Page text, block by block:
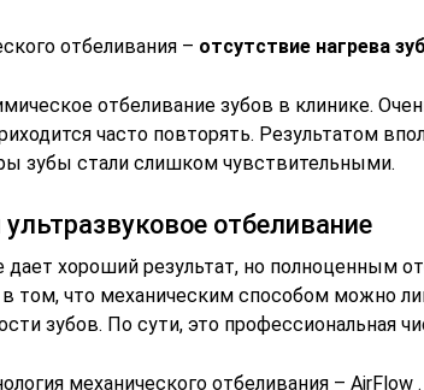
отбеливания – отсутствие нагрева
отбеливание зубов в клинике.
часто повторять. Результатом
зубы стали слишком чувствительными.
отбеливание
дает хороший результат, но полноценным
в том, что механическим способом можно
зубов. По сути, это профессиональная
механического отбеливания – AirFlow